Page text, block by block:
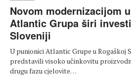
Novom modernizacijom
Atlantic Grupa širi
Sloveniji
U punionici Atlantic Grupe u Rogaškoj
predstavili visoko učinkovitu
drugu fazu cjelovite…